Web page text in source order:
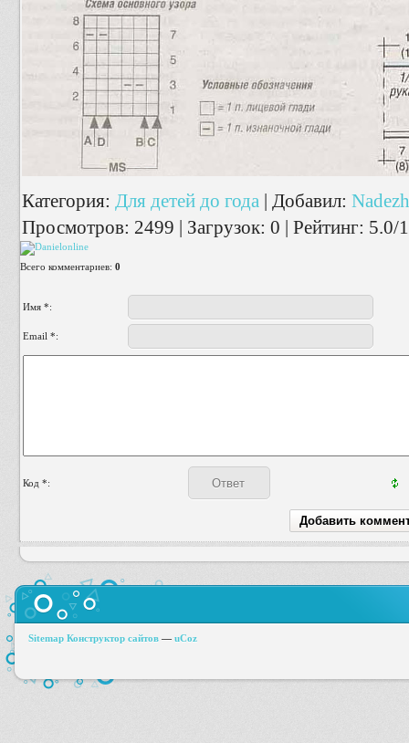
Категория: Для детей до года | Добавил:
Просмотров: 2499 | Загрузок: 0 | Рейтинг: 5.0/1
Всего комментариев: 0
Имя *:
Email *:
Код *:
Sitemap Конструктор сайтов — uCoz